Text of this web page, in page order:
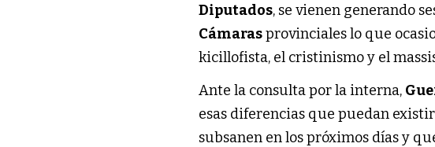
Diputados, se vienen generando
Cámarasprovinciales lo que
kicillofista, el cristinismo y el
Ante la consulta por la interna,
esas diferencias que puedan
subsanen en los próximos días y